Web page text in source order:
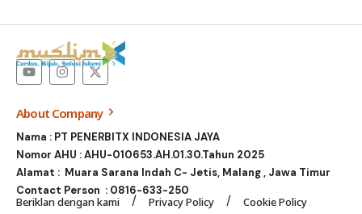
About Company
Nama : PT PENERBITX INDONESIA JAYA
Nomor AHU : AHU-010653.AH.01.30.Tahun 2025
Alamat : Muara Sarana Indah C- Jetis, Malang , Jawa Timur
Contact Person : 0816-633-250
Beriklan dengan kami Privacy Policy Cookie Policy